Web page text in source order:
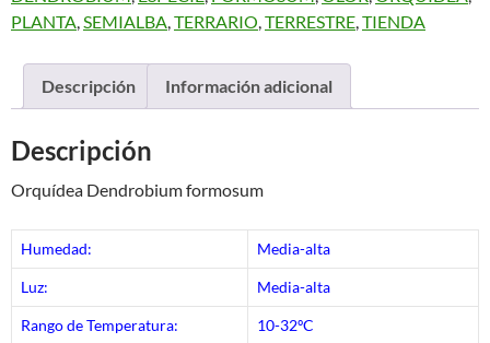
PLANTA SEMIALBA TERRARIO TERRESTRE TIENDA
Descripción Información adicional
Descripción
Orquídea Dendrobium formosum
Humedad: Media-alta
Luz: Media-alta
Rango de Temperatura: 10-32ºC